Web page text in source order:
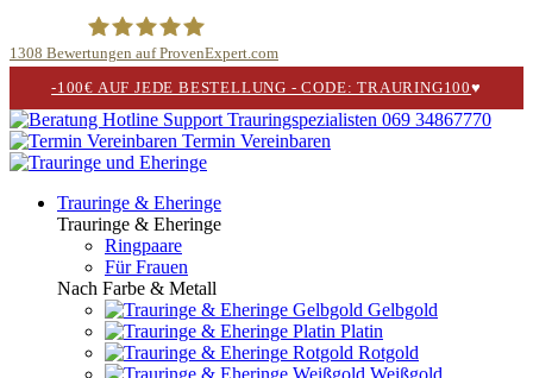
Trauringspezialisten.de
1308 Bewertungen auf ProvenExpert.com
-100€ AUF JEDE BESTELLUNG - CODE: TRAURING100♥
069 34867770
Termin Vereinbaren
Trauringe & Eheringe
Trauringe & Eheringe
Ringpaare
Für Frauen
Nach Farbe & Metall
Gelbgold
Platin
Rotgold